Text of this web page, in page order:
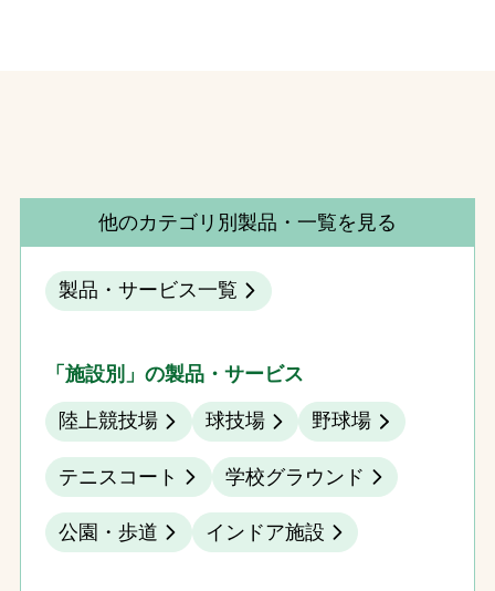
他のカテゴリ別製品・一覧を見る
製品・サービス一覧
「施設別」の製品・サービス
陸上競技場 球技場 野球場
テニスコート 学校グラウンド
公園・歩道 インドア施設